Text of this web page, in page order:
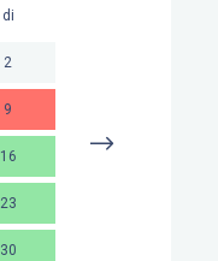
di
2
9
16
23
30
14